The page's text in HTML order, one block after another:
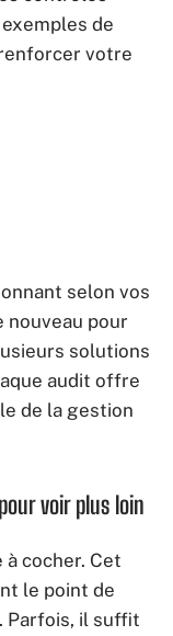
de
votre
selon vos
nouveau pour
solutions
audit offre
de la gestion
voir plus loin
à cocher. Cet
le point de
Parfois, il suffit